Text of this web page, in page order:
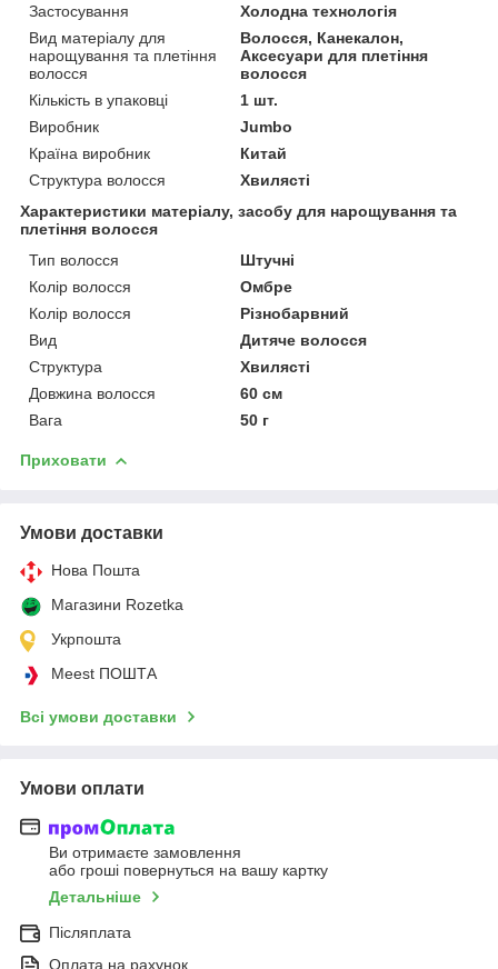
Застосування
Холодна технологія
Вид матеріалу для
нарощування та плетіння
волосся
Волосся, Канекалон,
Аксесуари для плетіння
волосся
Кількість в упаковці
1 шт.
Виробник
Jumbo
Країна виробник
Китай
Структура волосся
Хвилясті
Характеристики матеріалу, засобу для нарощування та
плетіння волосся
Тип волосся
Штучні
Колір волосся
Омбре
Колір волосся
Різнобарвний
Вид
Дитяче волосся
Структура
Хвилясті
Довжина волосся
60 см
Вага
50 г
Приховати
Умови доставки
Нова Пошта
Магазини Rozetka
Укрпошта
Meest ПОШТА
Всі умови доставки
Умови оплати
Ви отримаєте замовлення
або гроші повернуться на вашу картку
Детальніше
Післяплата
Оплата на рахунок